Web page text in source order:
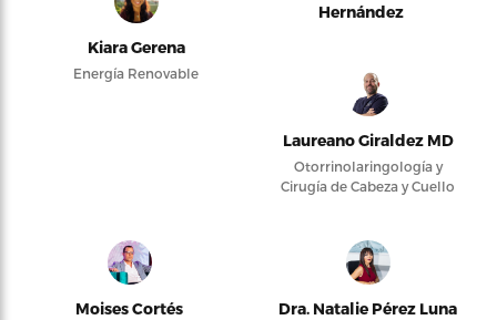
Kiara Gerena
Energía Renovable
Hernández
Laureano Giraldez MD
Otorrinolaringología y
Cirugía de Cabeza y Cuello
Moises Cortés Dra. Natalie Pérez Luna